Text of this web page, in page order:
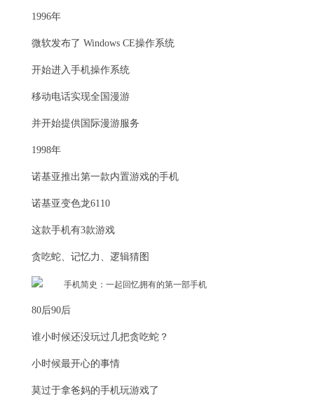
1996年
微软发布了 Windows CE操作系统
开始进入手机操作系统
移动电话实现全国漫游
并开始提供国际漫游服务
1998年
诺基亚推出第一款内置游戏的手机
诺基亚变色龙6110
这款手机有3款游戏
贪吃蛇、记忆力、逻辑猜图
80后90后
谁小时候还没玩过几把贪吃蛇？
小时候最开心的事情
莫过于拿爸妈的手机玩游戏了